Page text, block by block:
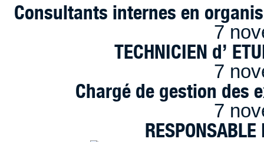
Consultants internes en
7
TECHNICIEN d’
7
Chargé de gestion des
7